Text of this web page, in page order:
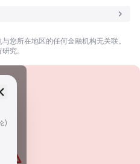
所在地区的任何金融机构无关联。
究。
)
通过严格的合规性、资金隔离、保险和